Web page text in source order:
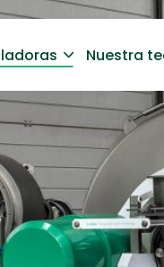
Nuestra